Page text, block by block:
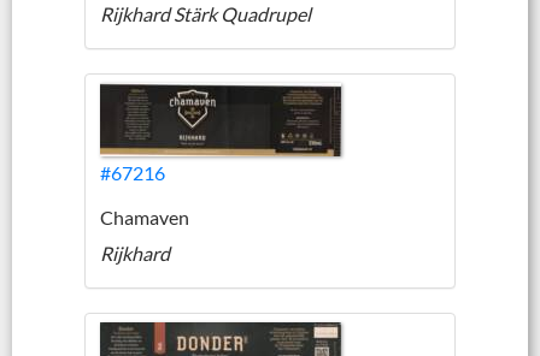
Rijkhard Stärk Quadrupel
#67216
Chamaven
Rijkhard